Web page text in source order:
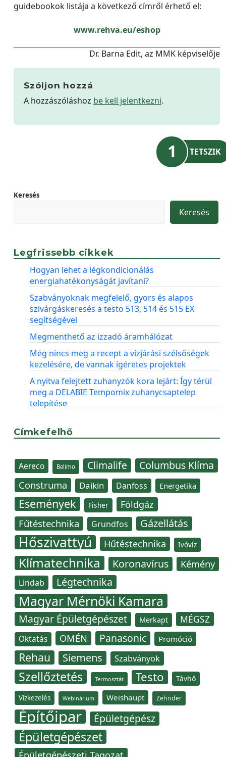
guidebookok listája a következő címről érhető el:
www.rehva.eu/eshop
Dr. Barna Edit, az MMK képviselője
Szóljon hozzá
A hozzászóláshoz be kell jelentkezni.
1 TETSZIK
Keresés
Keresés
Legfrissebb cikkek
Hogyan lehet a légkondicionálás
energiahatékonyságát javítani?
Szabványoknak megfelelő, gyors és alapos
szivárgáskeresés a testo 513, 514 és 515 EX
segítségével
Megmenthető az izzadó áramhálózat
Még nincs meg a recept a vízjárási szélsőségek
kezelésére, de vannak ígéretes projektek
A nyitva felejtett zuhanyzók kora lejárt: Így térül
meg a DELABIE Tempomix zuhanycsaptelep
telepítése
Címkefelhő
Aereco Belimo Climalife Columbus Klíma
Construma Daikin Danfoss Energetika
Események Fisher Földgáz
Fűtéstechnika Grundfos Gázellátás
Hőszivattyú Hűtéstechnika Ivóvíz
Klímatechnika Koronavírus Kémény
Lindab Légtechnika
Magyar Mérnöki Kamara
Magyar Épületgépészet Merkapt MÉGSZ
Oktatás OMÉN Panasonic Promóció
Rehau Siemens Szabványok
Szellőztetés Termosztát Testo Távhő
Vízkezelés Webinárium Weishaupt Zehnder
Építőipar Épületgépész
Épületgépészet